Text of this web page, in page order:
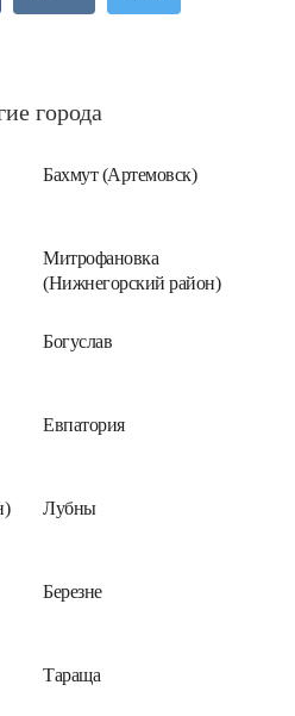
города
Бахмут (Артемовск)
Митрофановка
(Нижнегорский район)
Богуслав
Евпатория
Лубны
Березне
Тараща